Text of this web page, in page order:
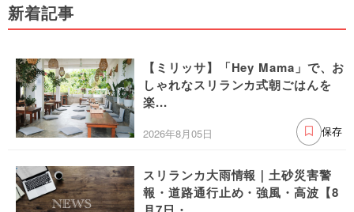
新着記事
【ミリッサ】「Hey Mama」で、お
しゃれなスリランカ式朝ごはんを
楽...
2026年8月05日 保存
スリランカ大雨情報｜土砂災害警
報・道路通行止め・強風・高波【8